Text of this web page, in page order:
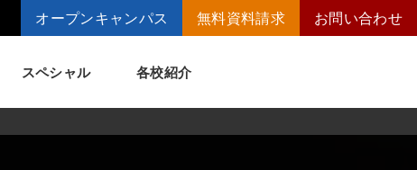
オープンキャンパス 無料資料請求 お問い合わせ
スペシャル 各校紹介